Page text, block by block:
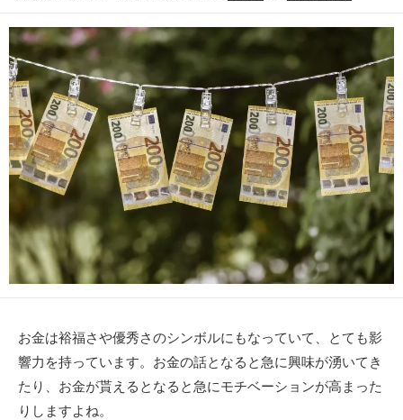
日
更
新
日
者
お金は裕福さや優秀さのシンボルにもなっていて、とても影
響力を持っています。お金の話となると急に興味が湧いてき
たり、お金が貰えるとなると急にモチベーションが高まった
りしますよね。